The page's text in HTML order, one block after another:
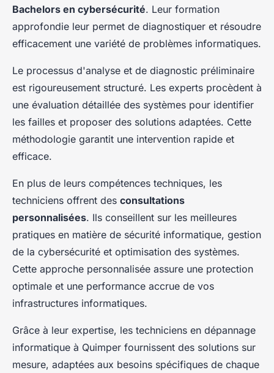
Bachelors en cybersécurité. Leur formation
approfondie leur permet de diagnostiquer et résoudre
efficacement une variété de problèmes informatiques.
Le processus d'analyse et de diagnostic préliminaire
est rigoureusement structuré. Les experts procèdent à
une évaluation détaillée des systèmes pour identifier
les failles et proposer des solutions adaptées. Cette
méthodologie garantit une intervention rapide et
efficace.
En plus de leurs compétences techniques, les
techniciens offrent des consultations
personnalisées. Ils conseillent sur les meilleures
pratiques en matière de sécurité informatique, gestion
de la cybersécurité et optimisation des systèmes.
Cette approche personnalisée assure une protection
optimale et une performance accrue de vos
infrastructures informatiques.
Grâce à leur expertise, les techniciens en dépannage
informatique à Quimper fournissent des solutions sur
mesure, adaptées aux besoins spécifiques de chaque